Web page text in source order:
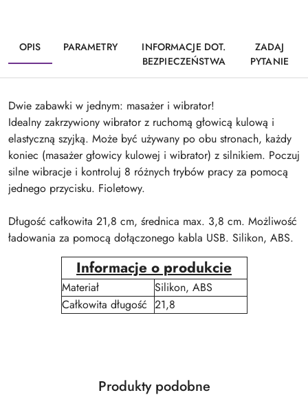
OPIS PARAMETRY
INFORMACJE DOT.
BEZPIECZEŃSTWA
ZADAJ
PYTANIE
Dwie zabawki w jednym: masażer i wibrator!
Idealny zakrzywiony wibrator z ruchomą głowicą kulową i
elastyczną szyjką. Może być używany po obu stronach, każdy
koniec (masażer głowicy kulowej i wibrator) z silnikiem. Poczuj
silne wibracje i kontroluj 8 różnych trybów pracy za pomocą
jednego przycisku. Fioletowy.
Długość całkowita 21,8 cm, średnica max. 3,8 cm. Możliwość
ładowania za pomocą dołączonego kabla USB. Silikon, ABS.
Informacje o produkcie
Materiał
Silikon, ABS
Całkowita długość 21,8
Produkty
Produkty podobne